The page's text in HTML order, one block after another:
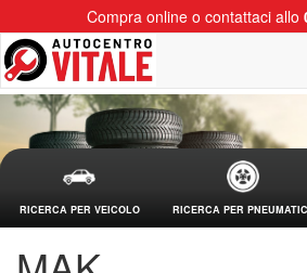
Compra online o contattaci allo
RICERCA PER VEICOLO RICERCA PER